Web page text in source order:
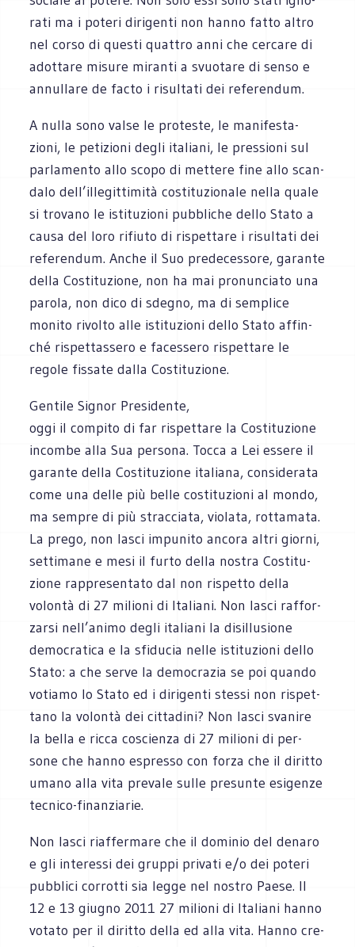
rati ma i poteri diri­genti non hanno fatto altro
nel corso di que­sti quat­tro anni che cer­care di
adot­tare misure miranti a svuo­tare di senso e
annul­lare de facto i risul­tati dei referendum.
A nulla sono valse le pro­te­ste, le mani­fe­sta­
zioni, le peti­zioni degli ita­liani, le pres­sioni sul
par­la­mento allo scopo di met­tere fine allo scan­
dalo dell’illegittimità costi­tu­zio­nale nella quale
si tro­vano le isti­tu­zioni pub­bli­che dello Stato a
causa del loro rifiuto di rispet­tare i risul­tati dei
refe­ren­dum. Anche il Suo pre­de­ces­sore, garante
della Costi­tu­zione, non ha mai pro­nun­ciato una
parola, non dico di sde­gno, ma di sem­plice
monito rivolto alle isti­tu­zioni dello Stato affin­
ché rispet­tas­sero e faces­sero rispet­tare le
regole fis­sate dalla Costituzione.
Gen­tile Signor Pre­si­dente,
oggi il com­pito di far rispet­tare la Costi­tu­zione
incombe alla Sua per­sona. Tocca a Lei essere il
garante della Costi­tu­zione ita­liana, con­si­de­rata
come una delle più belle costi­tu­zioni al mondo,
ma sem­pre di più strac­ciata, vio­lata, rot­ta­mata.
La prego, non lasci impu­nito ancora altri giorni,
set­ti­mane e mesi il furto della nostra Costi­tu­
zione rap­pre­sen­tato dal non rispetto della
volontà di 27 milioni di Ita­liani. Non lasci raf­for­
zarsi nell’animo degli ita­liani la disil­lu­sione
demo­cra­tica e la sfi­du­cia nelle isti­tu­zioni dello
Stato: a che serve la demo­cra­zia se poi quando
votiamo lo Stato ed i diri­genti stessi non rispet­
tano la volontà dei cit­ta­dini? Non lasci sva­nire
la bella e ricca coscienza di 27 milioni di per­
sone che hanno espresso con forza che il diritto
umano alla vita pre­vale sulle pre­sunte esi­genze
tecnico-finanziarie.
Non lasci riaf­fer­mare che il domi­nio del denaro
e gli inte­ressi dei gruppi pri­vati e/o dei poteri
pub­blici cor­rotti sia legge nel nostro Paese. Il
12 e 13 giu­gno 2011 27 milioni di Ita­liani hanno
votato per il diritto della ed alla vita. Hanno cre­